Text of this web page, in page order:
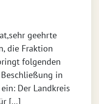
geehrte
die Fraktion
folgenden
in
Der Landkreis
[…]